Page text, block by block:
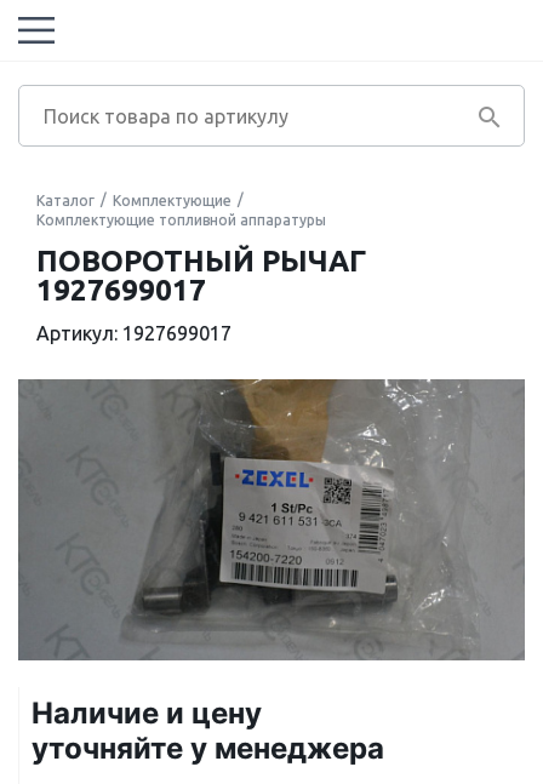
Каталог
Комплектующие
Комплектующие топливной аппаратуры
ПОВОРОТНЫЙ РЫЧАГ
1927699017
Артикул: 1927699017
Наличие и цену
уточняйте у менеджера